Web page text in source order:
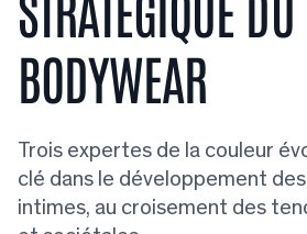
BODYWEAR
Trois expertes de la couleur
clé dans le développement
intimes, au croisement des